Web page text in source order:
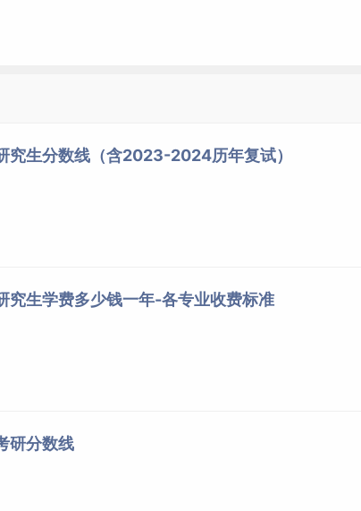
时代“战略型”人才。
智能分析技术，了解数字化浪潮下媒体融合的现状与趋
非全日制
究生分数线（含2023-2024历年复试）
究生学费多少钱一年-各专业收费标准
研分数线